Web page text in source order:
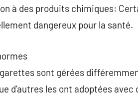
à des produits chimiques:
dangereux pour la santé.
sont gérées
d’autres les ont adoptées